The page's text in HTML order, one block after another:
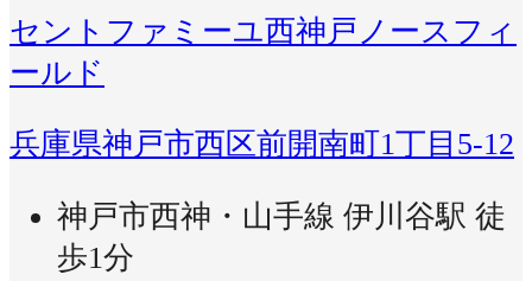
セントファミーユ西神戸ノースフィ
ールド
兵庫県神戸市西区前開南町1丁目5-12
神戸市西神・山手線 伊川谷駅 徒
歩1分